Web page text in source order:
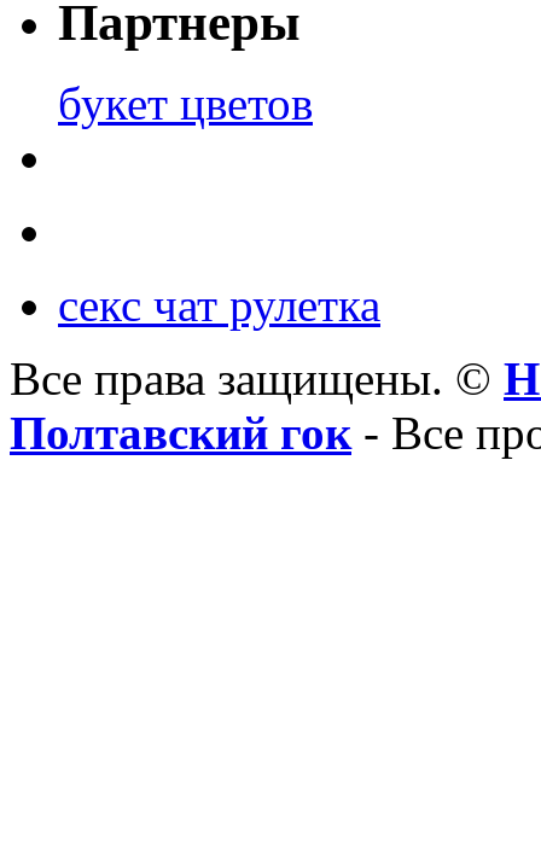
Партнеры
букет цветов
секс чат рулетка
Все права защищены. ©
Полтавский гок- Все